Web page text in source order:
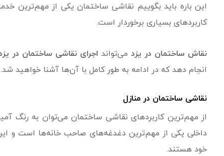
این باره باید بگوییم نقاشی ساختمان یکی از مهم‌ترین
کاربرد‌های بسیاری برخوردار است.
نقاش ساختمان در یزد می‌تواند اجرای نقاشی ساختمان در
انجام دهد که در ادامه به طور کامل با آن‌ها آشنا خواهید شد.
نقاشی ساختمان در منازل
از مهم‌ترین کاربرد‌های نقاشی ساختمان می‌توان به رنگ
داخلی یکی از مهم‌ترین دغدغه‌های صاحب خانه‌ها است و این
خود هستند.